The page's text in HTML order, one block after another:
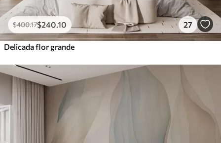
$400.17$240 .10 27
Delicada flor grande